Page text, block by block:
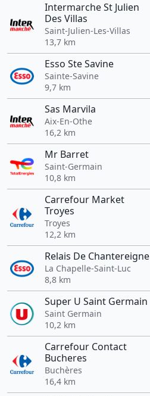
Intermarche St Julien
Des Villas
Saint-Julien-Les-Villas
13,7 km
Esso Ste Savine
Sainte-Savine
9,7 km
Sas Marvila
Aix-En-Othe
16,2 km
Mr Barret
Saint-Germain
10,8 km
Carrefour Market
Troyes
Troyes
12,2 km
Relais De Chantereigne
La Chapelle-Saint-Luc
8,8 km
Super U Saint Germain
Saint Germain
10,2 km
Carrefour Contact
Bucheres
Buchères
16,4 km